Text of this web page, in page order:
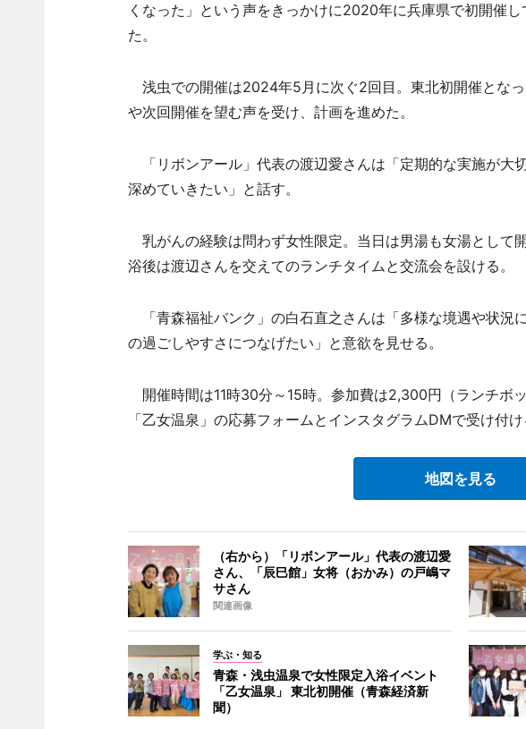
くなった」という声をきっかけに2020年に兵庫県で初開催
た。
浅虫での開催は2024年5月に次ぐ2回目。東北初開催とな
や次回開催を望む声を受け、計画を進めた。
「リボンアール」代表の渡辺愛さんは「定期的な実施が大
深めていきたい」と話す。
乳がんの経験は問わず女性限定。当日は男湯も女湯として
浴後は渡辺さんを交えてのランチタイムと交流会を設ける。
「青森福祉バンク」の白石直之さんは「多様な境遇や状況
の過ごしやすさにつなげたい」と意欲を見せる。
開催時間は11時30分～15時。参加費は2,300円（ランチボ
「乙女温泉」の応募フォームとインスタグラムDMで受け付け
地図を見る
（右から）「リボンアール」代表の渡辺愛
さん、「辰巳館」女将（おかみ）の戸嶋マ
サさん
関連画像
学ぶ・知る
青森・浅虫温泉で女性限定入浴イベント
「乙女温泉」 東北初開催（青森経済新
聞）